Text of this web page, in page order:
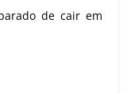
de cair em